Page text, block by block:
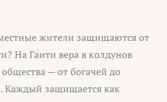
жители защищаются от
На Гаити вера в колдунов
— от богачей до
Каждый защищается как